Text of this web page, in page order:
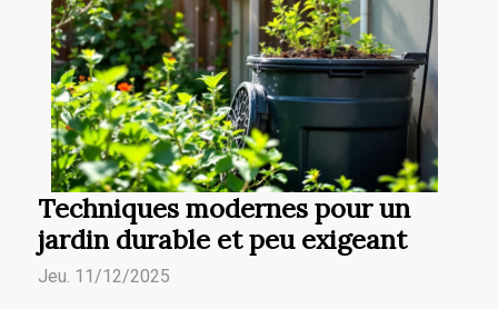
Techniques modernes pour un
jardin durable et peu exigeant
Jeu. 11/12/2025